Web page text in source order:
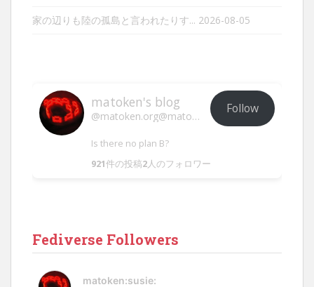
家の辺りも陸の孤島と言われたりす... 2026-08-05
matoken's blog
@matoken.org@matoken.org
Follow
Is there no plan B?
921件の投稿2人のフォロワー
Fediverse Followers
matoken:susie: